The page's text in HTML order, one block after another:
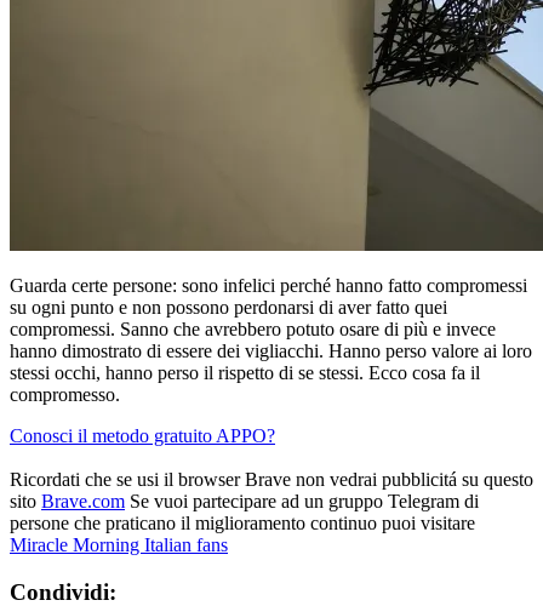
Guarda certe persone: sono infelici perché hanno fatto compromessi
su ogni punto e non possono perdonarsi di aver fatto quei
compromessi. Sanno che avrebbero potuto osare di più e invece
hanno dimostrato di essere dei vigliacchi. Hanno perso valore ai loro
stessi occhi, hanno perso il rispetto di se stessi. Ecco cosa fa il
compromesso.
Conosci il metodo gratuito APPO?
Ricordati che se usi il browser Brave non vedrai pubblicitá su questo
sito Brave.com Se vuoi partecipare ad un gruppo Telegram di
persone che praticano il miglioramento continuo puoi visitare
Miracle Morning Italian fans
Condividi: